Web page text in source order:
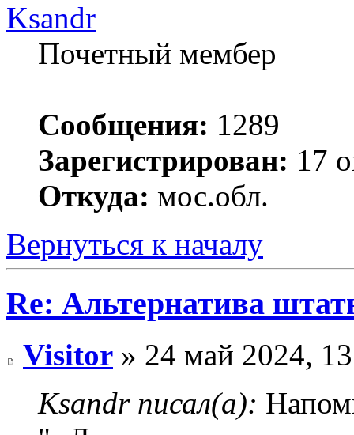
Ksandr
Почетный мембер
Сообщения: 1289
Зарегистрирован: 17
Откуда: мос.обл.
Вернуться к началу
Re: Альтернатива
Visitor » 24 май 2024,
Ksandr писал(а):